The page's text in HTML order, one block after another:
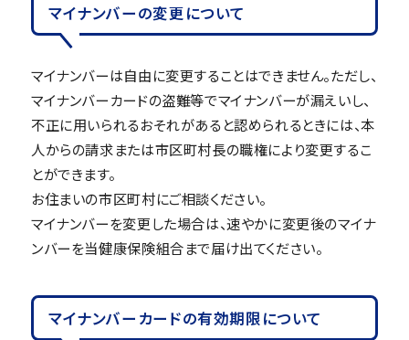
マイナンバーの変更について
マイナンバーは自由に変更することはできません。ただし、
マイナンバーカードの盗難等でマイナンバーが漏えいし、
不正に用いられるおそれがあると認められるときには、本
人からの請求または市区町村長の職権により変更するこ
とができます。
お住まいの市区町村にご相談ください。
マイナンバーを変更した場合は、速やかに変更後のマイナ
ンバーを当健康保険組合まで届け出てください。
マイナンバーカードの有効期限について